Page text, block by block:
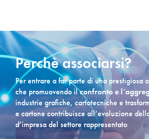
Perchè associarsi?
Per entrare a far parte di una prestigiosa
che promuovendo ilconfronto e
industrie grafiche, cartotecniche e
e cartone contribuisce all’evoluzione
d’impresa del settore rappresentato